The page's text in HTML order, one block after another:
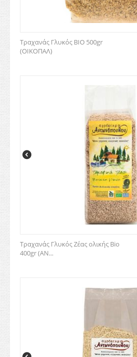
Τραχανάς Γλυκός BIO 500gr
(ΟΙΚΟΠΑΛ)
Τραχανάς Γλυκός Ζέας ολικής Bio
400gr (ΑΝ...